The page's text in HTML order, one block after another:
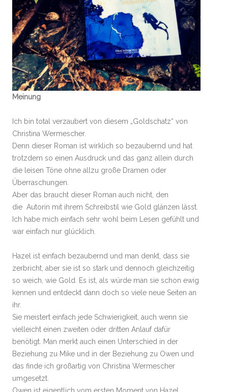
Meinung
Ich bin total verzaubert von diesem „Goldschatz“ von
Christina Wermescher.
Denn dieser Roman ist wirklich so bezaubernd und hat
trotzdem so einen Ausdruck und das ganz allein durch
die leisen Töne ohne allzu große Dramen oder
Überraschungen.
Aber das braucht dieser Roman auch nicht, den
die Autorin mit ihrem Schreibstil wie Gold glänzen lässt.
Ich habe mich einfach sehr wohl beim Lesen gefühlt und
war einfach nur glücklich.
Hazel ist einfach bezaubernd und man denkt, dass sie
zerbricht, aber sie ist so stark und dennoch gleichzeitig
so weich, wie Gold. Es ist, als würde man sie schon ewig
kennen und entdeckt dann doch so viele neue Seiten an
ihr.
Sie meistert einfach jede Schwierigkeit, auch wenn sie
vielleicht einen zweiten oder dritten Anlauf dafür
benötigt. Man merkt auch einen Unterschied in der
Beziehung zu Mike und in der Beziehung zu Owen und
das finde ich großartig von Christina Wermescher
umgesetzt.
Owen ist eigentlich vom ersten Moment von Hazel